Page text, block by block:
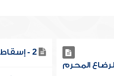
2 - إسقاط إرث الإناث المتزوجات